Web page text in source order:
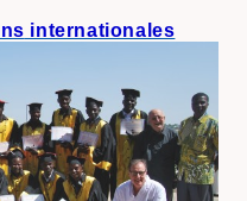
internationales